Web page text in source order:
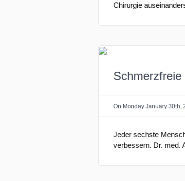
Chirurgie
On Monday January 30th,
Jeder sechste
verbessern. Dr. med.